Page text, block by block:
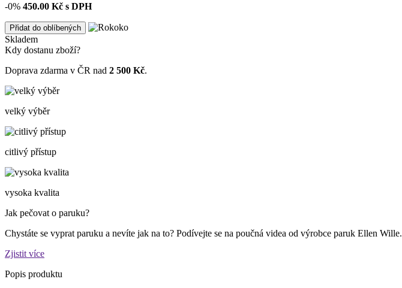
-0% 450.00 Kč s DPH
Přidat do oblíbených
Skladem
Kdy dostanu zboží?
Doprava zdarma v ČR nad 2 500 Kč.
velký výběr
citlivý přístup
vysoka kvalita
Jak pečovat o paruku?
Chystáte se vyprat paruku a nevíte jak na to? Podívejte se na poučná videa od výrobce paruk Ellen Wille.
Zjistit více
Popis produktu